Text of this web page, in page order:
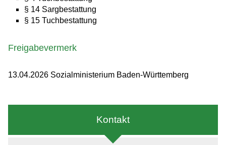
§ 14 Sargbestattung
§ 15 Tuchbestattung
Freigabevermerk
13.04.2026 Sozialministerium Baden-Württemberg
Kontakt